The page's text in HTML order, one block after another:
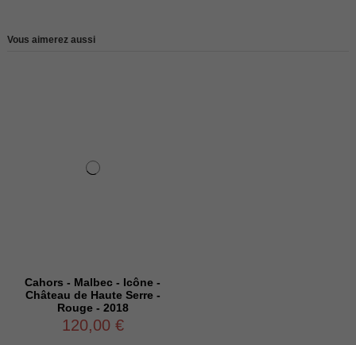
Vous aimerez aussi
Cahors - Malbec - Icône -
Château de Haute Serre -
Rouge - 2018
120,00 €